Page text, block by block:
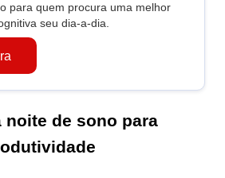
para quem procura uma melhor
seu dia-a-dia.
noite de sono para